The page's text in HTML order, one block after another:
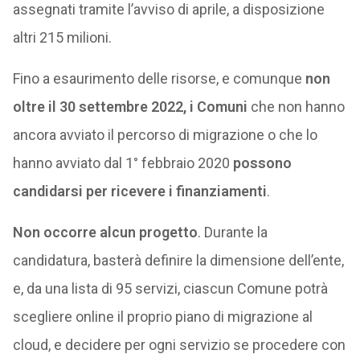
assegnati tramite l’avviso di aprile, a disposizione
altri 215 milioni.
Fino a esaurimento delle risorse, e comunque non
oltre il 30 settembre 2022, i Comuni che non hanno
ancora avviato il percorso di migrazione o che lo
hanno avviato dal 1° febbraio 2020 possono
candidarsi per ricevere i finanziamenti.
Non occorre alcun progetto. Durante la
candidatura, basterà definire la dimensione dell’ente,
e, da una lista di 95 servizi, ciascun Comune potrà
scegliere online il proprio piano di migrazione al
cloud, e decidere per ogni servizio se procedere con